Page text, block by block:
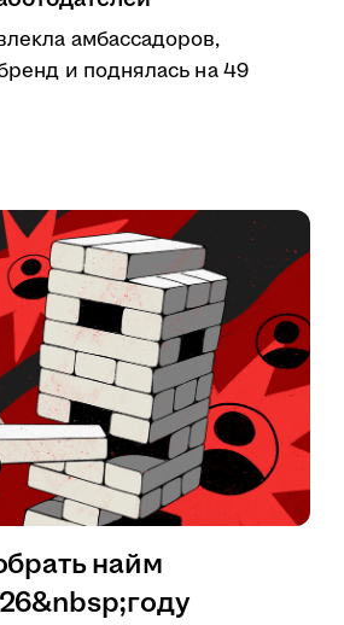
амбассадоров,
и поднялась на 49
найм